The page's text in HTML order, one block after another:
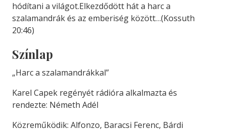
hódítani a világot.Elkezdődött hát a harc a
szalamandrák és az emberiség között…(Kossuth
20:46)
Színlap
„Harc a szalamandrákkal”
Karel Capek regényét rádióra alkalmazta és
rendezte: Németh Adél
Közreműködik: Alfonzo, Baracsi Ferenc, Bárdi